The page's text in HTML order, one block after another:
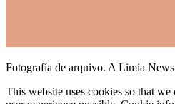
Fotografía de arquivo. A Limia
This website uses cookies so that